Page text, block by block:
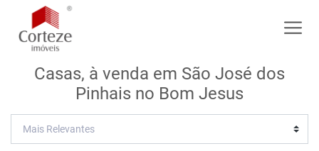
Casas, à venda em São José dos
Pinhais no Bom Jesus